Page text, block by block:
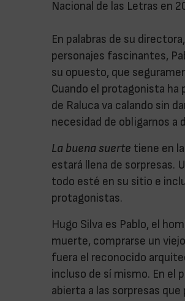
Nacional de las Letras en
En palabras de su
personajes fascinantes,
su opuesto, que
Cuando el protagonista ha
de Raluca va calando sin
necesidad de obligarnos a
La buena suerte tiene en
estará llena de sorpresas.
todo esté en su sitio e
protagonistas.
Hugo Silva es Pablo, el
muerte, comprarse un
fuera el reconocido
incluso de sí mismo. En el
abierta a las sorpresas